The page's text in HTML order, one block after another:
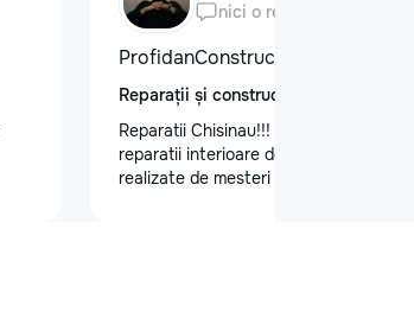
nici o recenzie
ProfidanConstruct
Reparații și construcții
Reparatii Chisinau!!! Oferim servicii de
reparatii interioare de calitate,
realizate de mesteri cu experienta.